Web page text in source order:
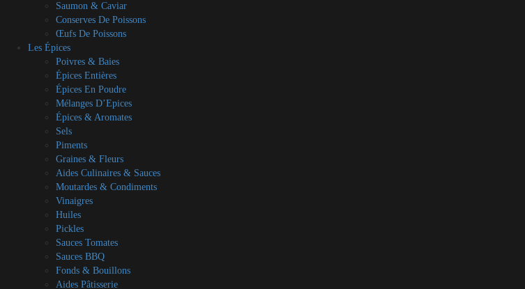
Saumon & Caviar
Conserves De Poissons
Œufs De Poissons
Les Épices
Poivres & Baies
Épices Entières
Épices En Poudre
Mélanges D’Epices
Épices & Aromates
Sels
Piments
Graines & Fleurs
Aides Culinaires & Sauces
Moutardes & Condiments
Vinaigres
Huiles
Pickles
Sauces Tomates
Sauces BBQ
Fonds & Bouillons
Aides Pâtisserie